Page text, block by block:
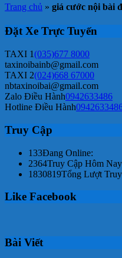
Trang chủ » giá cước nội bài
Đặt Xe Trực Tuyến
TAXI 1(035)677 8000
taxinoibainb@gmail.com
TAXI 2(024)668 67000
nbtaxinoibai@gmail.com
Zalo Điều Hành0942633486
Hotline Điều Hành
Truy Cập
133Đang Online:
2364Truy Cập Hôm
1830819Tổng Lượt
Like Facebook
Bài Viết